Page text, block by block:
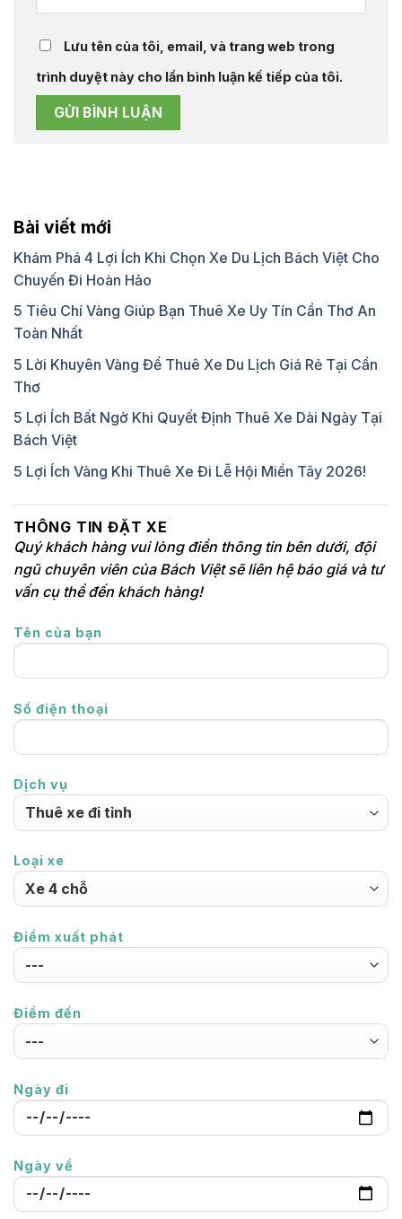
Lưu tên của tôi, email, và trang web trong
trình duyệt này cho lần bình luận kế tiếp của tôi.
Bài viết mới
Khám Phá 4 Lợi Ích Khi Chọn Xe Du Lịch Bách Việt Cho
Chuyến Đi Hoàn Hảo
5 Tiêu Chí Vàng Giúp Bạn Thuê Xe Uy Tín Cần Thơ An
Toàn Nhất
5 Lời Khuyên Vàng Để Thuê Xe Du Lịch Giá Rẻ Tại Cần
Thơ
5 Lợi Ích Bất Ngờ Khi Quyết Định Thuê Xe Dài Ngày Tại
Bách Việt
5 Lợi Ích Vàng Khi Thuê Xe Đi Lễ Hội Miền Tây 2026!
THÔNG TIN ĐẶT XE
Quý khách hàng vui lòng điền thông tin bên dưới, đội
ngũ chuyên viên của Bách Việt sẽ liên hệ báo giá và tư
vấn cụ thể đến khách hàng!
Tên của bạn
Số điện thoại
Dịch vụ
Loại xe
Điểm xuất phát
Điểm đến
Ngày đi
Ngày về